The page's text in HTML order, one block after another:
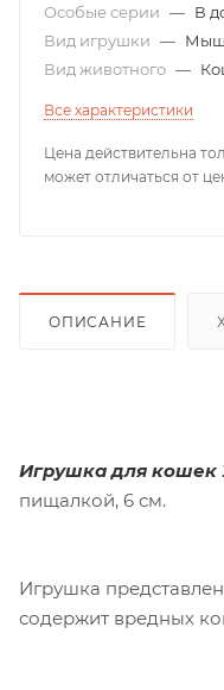
Особые серии — В
Вид игрушки —
Вид животного —
Все характеристики
Цена действительна
может отличаться от
ОПИСАНИЕ
Игрушка для кошек
пищалкой, 6 см.
Игрушка
содержит вредных